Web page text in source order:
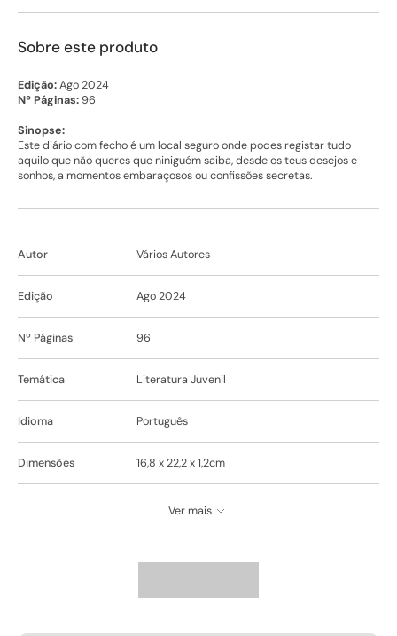
Sobre este produto
Edição:Ago 2024
Nº Páginas:96
Sinopse:
Este diário com fecho é um local seguro onde podes registar tudo
aquilo que não queres que niniguém saiba, desde os teus desejos e
sonhos, a momentos embaraçosos ou confissões secretas.
Autor Vários Autores
Edição Ago 2024
Nº Páginas 96
Temática Literatura Juvenil
Idioma Português
Dimensões 16,8 x 22,2 x 1,2cm
Ver mais